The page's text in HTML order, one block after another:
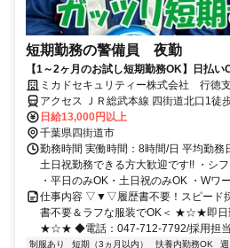
短期勤務の警備員 夜勤
【1～2ヶ月のお試し短期勤務OK】日払
ミカドセキュリティー株式会社 行徳
アクセス ＪＲ総武本線 四街道北口1徒
東口徒歩約50分、ＪＲ総武本線 都賀西
日給13,000円以上
千葉県四街道市
勤務時間 実働時間：8時間/日 平均勤務
土日祝勤務できる方大歓迎です!! ・シ
・平日のみOK・土日祝のみOK ・Wワ
仕事内容 ▽▼▽履歴書不要！スピー
書不要＆ラフな服装でOK＜ ★☆★即日
★☆★ ◆電話：047-712-7792/採用担当
制服あり 短期（3ヵ月以内） 扶養内勤務OK